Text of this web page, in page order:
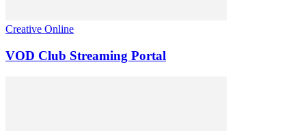
Creative Online
VOD Club Streaming Portal